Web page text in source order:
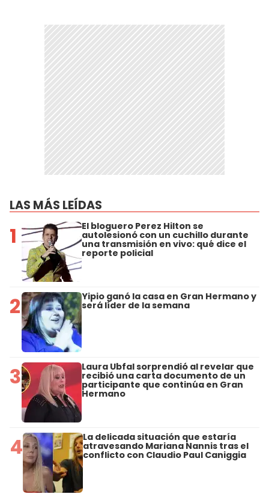
LAS MÁS LEÍDAS
1 El bloguero Perez Hilton se
autolesionó con un cuchillo durante
una transmisión en vivo: qué dice el
reporte policial
2 Yipio ganó la casa en Gran Hermano y
será líder de la semana
3 Laura Ubfal sorprendió al revelar que
recibió una carta documento de un
participante que continúa en Gran
Hermano
4 La delicada situación que estaría
atravesando Mariana Nannis tras el
conflicto con Claudio Paul Caniggia